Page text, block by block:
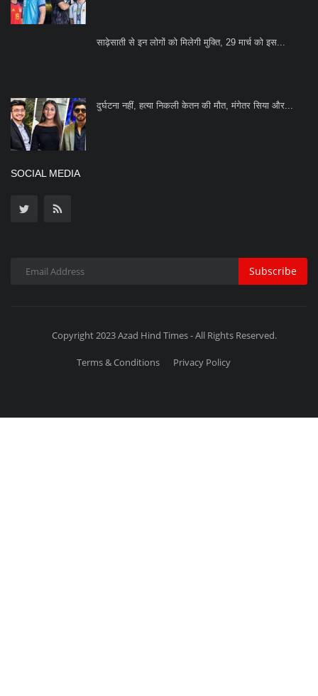
साढ़ेसाती से इन लोगों को मिलेगी मुक्ति, 29 मार्च को इस...
दुर्घटना नहीं, हत्या निकली केतन की मौत, मंगेतर सिया और...
SOCIAL MEDIA
Subscribe
Copyright 2023 Azad Hind Times - All Rights Reserved.
Terms & Conditions Privacy Policy